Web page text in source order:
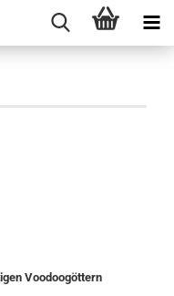
Voodoogöttern